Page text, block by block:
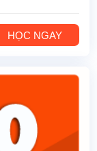
HỌC NGAY